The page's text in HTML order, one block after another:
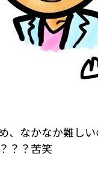
、なかなか難し
？？苦笑